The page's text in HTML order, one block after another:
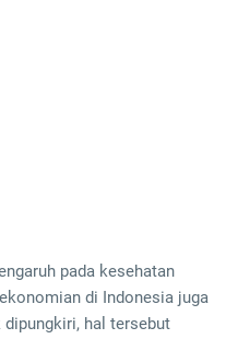
pada kesehatan
di Indonesia juga
dipungkiri, hal tersebut